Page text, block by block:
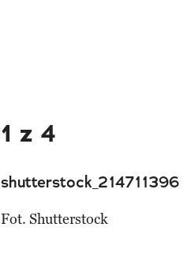
1 z 4
shutterstock_214711396
Fot. Shutterstock